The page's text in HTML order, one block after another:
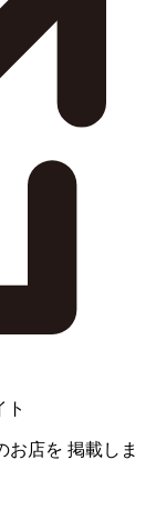
ト
お店を 掲載しま